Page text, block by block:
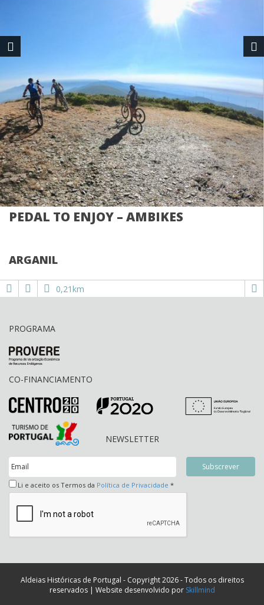
PEDAL TO ENJOY – AMBIKES
ARGANIL
0,21km
PROGRAMA
CO-FINANCIAMENTO
NEWSLETTER
Li e aceito os Termos da Política de Privacidade *
Aldeias Históricas de Portugal - Copyright 2026 - Todos os direitos
reservados | Website desenvolvido por Skillmind